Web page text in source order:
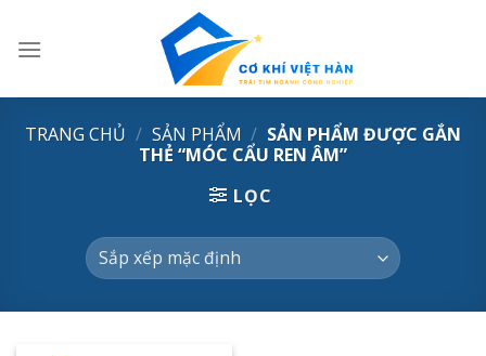
TRANG CHỦ / SẢN PHẨM / SẢN PHẨM ĐƯỢC GẮN
THẺ “MÓC CẨU REN ÂM”
LỌC